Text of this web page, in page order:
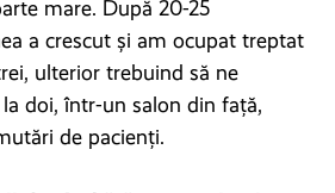
mare. După 20-25
a crescut și am ocupat treptat
ulterior trebuind să ne
doi, într-un salon din față,
de pacienți.